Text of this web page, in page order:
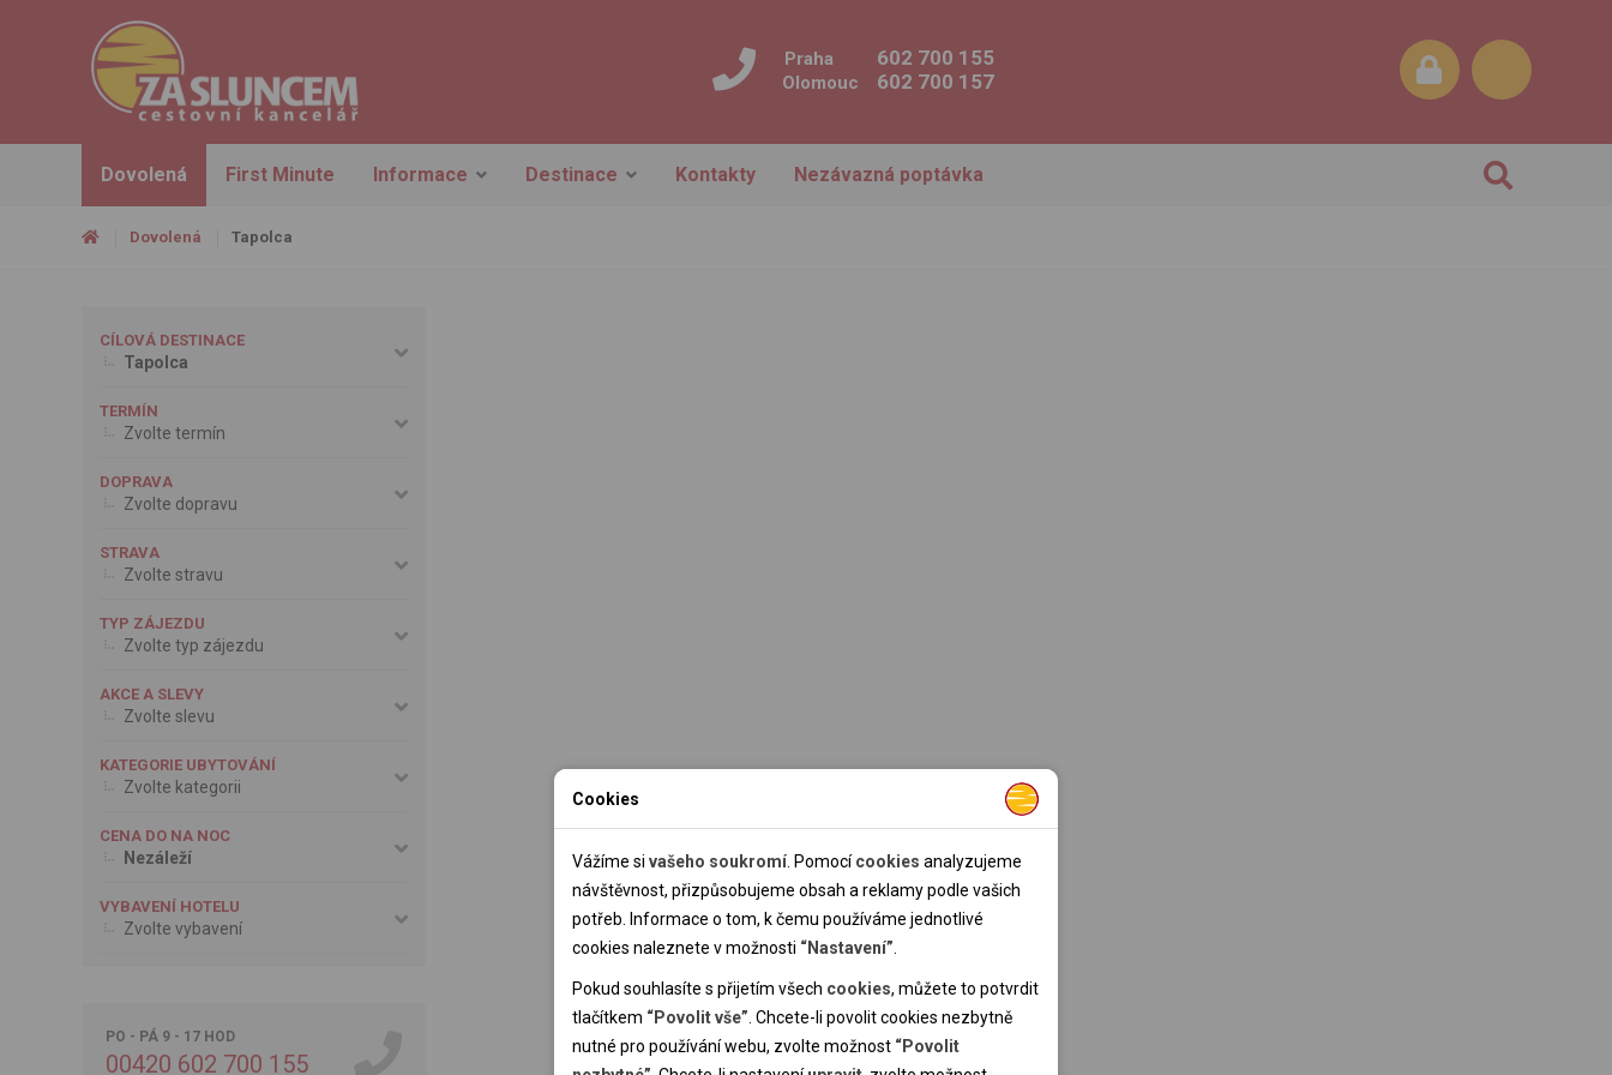
Praha 602 700 155
Olomouc 602 700 157
Dovolená First Minute Informace Destinace Kontakty Nezávazná poptávka
Dovolená Tapolca
CÍLOVÁ DESTINACE
Tapolca
TERMÍN
Zvolte termín
DOPRAVA
Zvolte dopravu
STRAVA
Zvolte stravu
TYP ZÁJEZDU
Zvolte typ zájezdu
AKCE A SLEVY
Zvolte slevu
KATEGORIE UBYTOVÁNÍ
Zvolte kategorii
CENA DO NA NOC
Nezáleží
VYBAVENÍ HOTELU
Zvolte vybavení
PO - PÁ 9 - 17 HOD
00420 602 700 155
Cookies
Vážíme si vašeho soukromí . Pomocícookies analyzujeme
návštěvnost, přizpůsobujeme obsah a reklamy podle vašich
potřeb. Informace o tom, k čemu používáme jednotlivé
cookies naleznete v možnosti “Nastavení”
Pokud souhlasíte s přijetím všech cookies, můžete to potvrdit
tlačítkem “Povolit vše” . Chcete-li povolit cookies nezbytně
nutné pro používání webu, zvolte možnost “Povolit
Nutné cookies pomáhají, aby byla webová stránka použitelná
tak, že umožní základní funkce jako navigace stránky a
přístup k zabezpečeným sekcím webové stránky. Webová
stránka nemůže správně fungovat bez těchto cookies.
Analytické cookies
Pomocí analytických cookies můžeme měřit návštěvnost